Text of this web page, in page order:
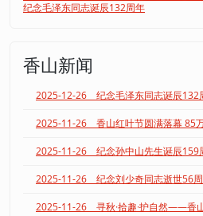
纪念毛泽东同志诞辰132周年
香山新闻
2025-12-26 纪念毛泽东同志诞辰132
2025-11-26 香山红叶节圆满落幕 85
2025-11-26 纪念孙中山先生诞辰159
2025-11-26 纪念刘少奇同志逝世56
2025-11-26 寻秋·拾趣·护自然——香